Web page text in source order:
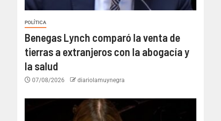
POLÍTICA
Benegas Lynch comparó la venta de
tierras a extranjeros con la abogacía y
la salud
07/08/2026 diariolamuynegra